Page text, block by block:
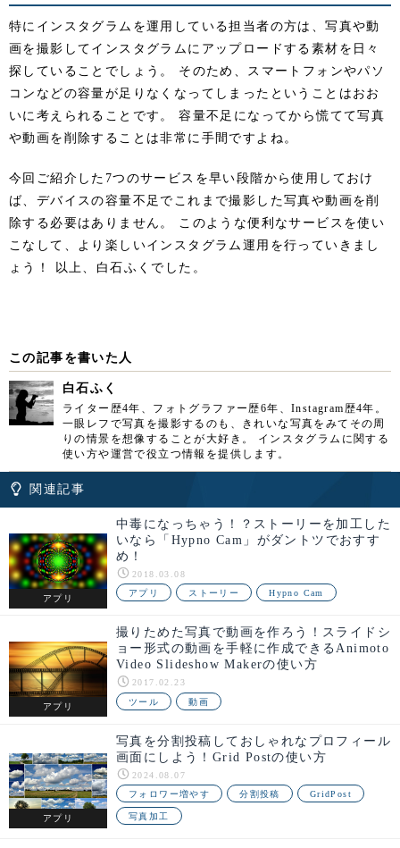
特にインスタグラムを運用している担当者の方は、写真や動
画を撮影してインスタグラムにアップロードする素材を日々
探していることでしょう。 そのため、スマートフォンやパソ
コンなどの容量が足りなくなってしまったということはおお
いに考えられることです。 容量不足になってから慌てて写真
や動画を削除することは非常に手間ですよね。
今回ご紹介した7つのサービスを早い段階から使用しておけ
ば、デバイスの容量不足でこれまで撮影した写真や動画を削
除する必要はありません。 このような便利なサービスを使い
こなして、より楽しいインスタグラム運用を行っていきまし
ょう！ 以上、白石ふくでした。
この記事を書いた人
白石ふく
ライター歴4年、フォトグラファー歴6年、Instagram歴4年。
一眼レフで写真を撮影するのも、きれいな写真をみてその周
りの情景を想像することが大好き。 インスタグラムに関する
使い方や運営で役立つ情報を提供します。
関連記事
アプリ
中毒になっちゃう！？ストーリーを加工した
いなら「Hypno Cam」がダントツでおすす
め！
2018.03.08
アプリ
ストーリー Hypno Cam
アプリ
撮りためた写真で動画を作ろう！スライドシ
ョー形式の動画を手軽に作成できるAnimoto
Video Slideshow Makerの使い方
2017.02.23
ツール
動画
アプリ
写真を分割投稿しておしゃれなプロフィール
画面にしよう！Grid Postの使い方
2024.08.07
フォロワー増やす
分割投稿 GridPost
写真加工